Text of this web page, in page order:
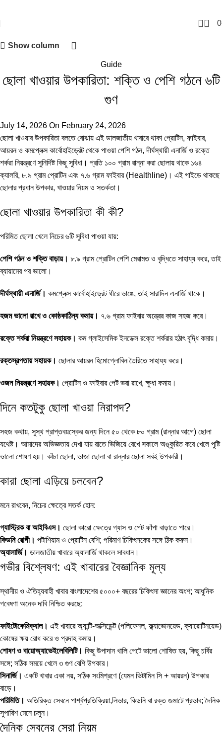
0 0
Show column
Guide
ছোলা খাওয়ার উপকারিতা: শক্তি ও পেশি গঠনে ৬টি
গুণ
July 14, 2026 On February 24, 2026
ছোলা খাওয়ার উপকারিতা বলতে বোঝায় এই ডালজাতীয় খাবারে থাকা প্রোটিন, ফাইবার,
আয়রন ও কমপ্লেক্স কার্বোহাইড্রেট থেকে পাওয়া পেশি গঠন, দীর্ঘস্থায়ী এনার্জি ও রক্তে
শর্করা নিয়ন্ত্রণে সুনির্দিষ্ট কিছু সুবিধা। প্রতি ১০০ গ্রাম রান্না করা ছোলায় থাকে ১৬৪
ক্যালরি, ৮.৯ গ্রাম প্রোটিন এবং ৭.৬ গ্রাম ফাইবার (Healthline)। এই গাইডে থাকছে
ছোলার প্রধান উপকার, খাওয়ার নিয়ম ও সতর্কতা।
ছোলা খাওয়ার উপকারিতা কী কী?
পরিমিত ছোলা খেলে নিচের ৬টি সুবিধা পাওয়া যায়:
পেশি গঠন ও শক্তি বাড়ায়। ৮.৯ গ্রাম প্রোটিন পেশি মেরামত ও বৃদ্ধিতে সাহায্য করে, তাই
ব্যায়ামের পর ভালো।
দীর্ঘস্থায়ী এনার্জি। কমপ্লেক্স কার্বোহাইড্রেট ধীরে ভাঙে, তাই সারাদিন এনার্জি থাকে।
হজম ভালো রাখে ও কোষ্ঠকাঠিন্য কমায়। ৭.৬ গ্রাম ফাইবার অন্ত্রের কাজ সহজ করে।
রক্তে শর্করা নিয়ন্ত্রণে সহায়ক। কম গ্লাইসেমিক ইনডেক্স রক্তে শর্করার হঠাৎ বৃদ্ধি কমায়।
রক্তস্বল্পতায় সহায়ক। ছোলার আয়রন হিমোগ্লোবিন তৈরিতে সাহায্য করে।
ওজন নিয়ন্ত্রণে সহায়ক। প্রোটিন ও ফাইবার পেট ভরা রাখে, ক্ষুধা কমায়।
দিনে কতটুকু ছোলা খাওয়া নিরাপদ?
সহজ কথায়, সুস্থ প্রাপ্তবয়স্কের জন্য দিনে ৫০ থেকে ৮০ গ্রাম (রান্নার আগে) ছোলা
যথেষ্ট। আমাদের অভিজ্ঞতায় দেখা যায় রাতে ভিজিয়ে রেখে সকালে অঙ্কুরিত করে খেলে পুষ্টি
ভালো শোষণ হয়। কাঁচা ছোলা, ভাজা ছোলা বা রান্নার ছোলা সবই উপকারী।
কারা ছোলা এড়িয়ে চলবেন?
মনে রাখবেন, নিচের ক্ষেত্রে সতর্ক হোন:
গ্যাস্ট্রিক বা আইবিএস। ছোলা কারো ক্ষেত্রে গ্যাস ও পেট ফাঁপা বাড়াতে পারে।
কিডনি রোগী। পটাশিয়াম ও প্রোটিন বেশি; পরিমাণ চিকিৎসকের সঙ্গে ঠিক করুন।
অ্যালার্জি। ডালজাতীয় খাবারে অ্যালার্জি থাকলে সাবধান।
গভীর বিশ্লেষণ: এই খাবারের বৈজ্ঞানিক মূল্য
স্থানীয় ও ঐতিহ্যবাহী খাবার বাংলাদেশের ৫০০০+ বছরের চিকিৎসা জ্ঞানের অংশ; আধুনিক
গবেষণা অনেক দাবি নিশ্চিত করছে:
ফাইটোকেমিক্যাল। এই খাবারে অ্যান্টি-অক্সিডেন্ট (পলিফেনল, ফ্ল্যাভোনয়েড, ক্যারোটিনয়েড)
কোষের ক্ষয় রোধ করে ও প্রদাহ কমায়।
শোষণ ও বায়োঅ্যাভেইলেবিলিটি। কিছু উপাদান খালি পেটে ভালো শোষিত হয়, কিছু চর্বির
সঙ্গে; সঠিক সময়ে খেলে ৩ গুণ বেশি উপকার।
সিনার্জি। একটি খাবার একা নয়, সঠিক সংমিশ্রণে (যেমন ভিটামিন সি + আয়রন) উপকার
বাড়ে।
পরিমিতি। অতিরিক্ত সেবনে পার্শ্বপ্রতিক্রিয়া,লিভার, কিডনি বা রক্ত জমাটে প্রভাব; দৈনিক
সুপারিশ মেনে চলুন।
দৈনিক সেবনের সেরা নিয়ম